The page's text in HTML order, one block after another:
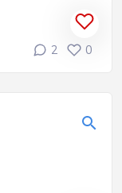
2 0